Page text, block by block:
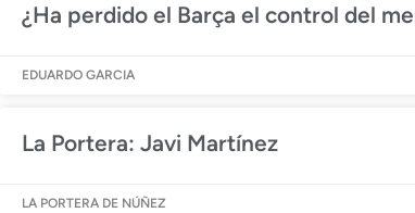
¿Ha perdido el Barça el control del
EDUARDO GARCIA
La Portera: Javi Martínez
LA PORTERA DE NÚÑEZ